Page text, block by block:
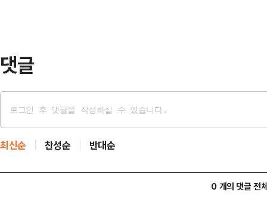
댓글
최신순 찬성순 반대순
0 개의 댓글 전